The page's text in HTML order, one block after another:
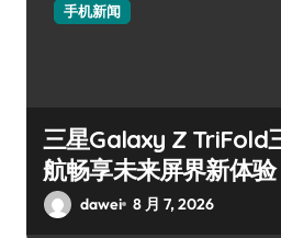
手机新闻
三星Galaxy Z TriFold
航畅享未来屏界新体验
dawei 8 月 7, 2026